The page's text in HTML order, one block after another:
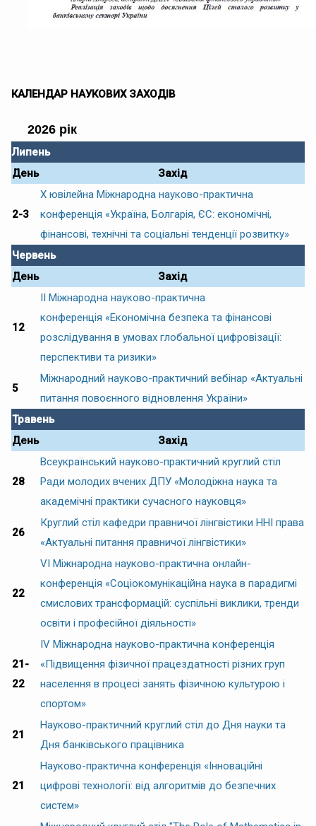
КАЛЕНДАР НАУКОВИХ ЗАХОДІВ
2026 рік
Липень
День
Захід
2-3
Х ювілейна Міжнародна науково-практична
конференція «Україна, Болгарія, ЄС: економічні,
фінансові, технічні та соціальні тенденції розвитку»
Червень
День
Захід
12
ІІ Міжнародна науково-практична
конференція «Економічна безпека та фінансові
розслідування в умовах глобальної цифровізації:
перспективи та ризики»
5
Міжнародний науково-практичний вебінар «Актуальні
питання повоєнного відновлення України»
Травень
День
Захід
28
Всеукраїнський науково-практичний круглий стіл
Ради молодих вчених ДПУ «Молодіжна наука та
академічні практики сучасного науковця»
26
Круглий стіл кафедри правничої лінгвістики ННІ права
«Актуальні питання правничої лінгвістики»
22
VІ Міжнародна науково-практична онлайн-
конференція «Соціокомунікаційна наука в парадигмі
смислових трансформацій: суспільні виклики, тренди
освіти і професійної діяльності»
21-
22
ІV Міжнародна науково-практична конференція
«Підвищення фізичної працездатності різних груп
населення в процесі занять фізичною культурою і
спортом»
21
Науково-практичний круглий стіл до Дня науки та
Дня банківського працівника
21
Науково-практична конференція «Інноваційні
цифрові технології: від алгоритмів до безпечних
систем»